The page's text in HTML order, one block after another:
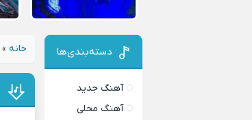
خانه دسته‌بندی‌ها
آهنگ جدید
آهنگ محلی